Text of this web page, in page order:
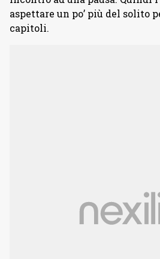
aspettare un po’ più del solito
capitoli.